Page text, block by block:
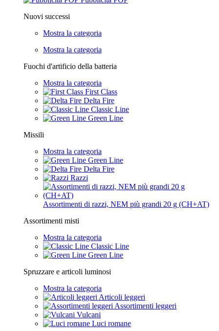
Nuovi successi
Mostra la categoria
Mostra la categoria
Fuochi d'artificio della batteria
Mostra la categoria
First Class
Delta Fire
Classic Line
Green Line
Missili
Mostra la categoria
Green Line
Delta Fire
Razzi
Assortimenti di razzi, NEM più grandi 20 g (CH+AT)
Assortimenti misti
Mostra la categoria
Classic Line
Green Line
Spruzzare e articoli luminosi
Mostra la categoria
Articoli leggeri
Assortimenti leggeri
Vulcani
Luci romane